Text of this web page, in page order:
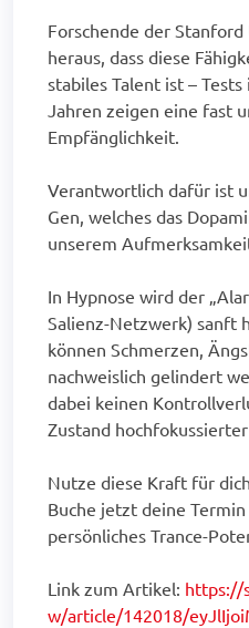
Forschende der
heraus, dass diese
stabiles Talent ist –
Jahren zeigen eine fast
Empfänglichkeit.
Verantwortlich dafür ist
Gen, welches das
unserem
In Hypnose wird der
Salienz-Netzwerk) sanft
können Schmerzen,
nachweislich gelindert
dabei keinen
Zustand
Nutze diese Kraft für
Buche jetzt deine
persönliches Trance-
Link zum Artikel: https://
w/article/142018/